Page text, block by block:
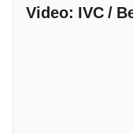
Video: IVC /